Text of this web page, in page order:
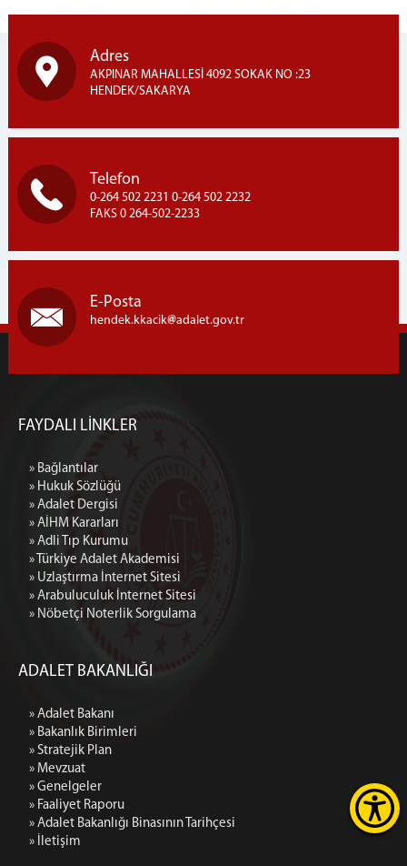
Adres
AKPINAR MAHALLESİ 4092 SOKAK NO :23
HENDEK/SAKARYA
Telefon
0-264 502 2231 0-264 502 2232
FAKS 0 264-502-2233
E-Posta
hendek.kkacik adalet.gov.tr
FAYDALI LİNKLER
» Bağlantılar
» Hukuk Sözlüğü
» Adalet Dergisi
» AİHM Kararları
» Adli Tıp Kurumu
» Türkiye Adalet Akademisi
» Uzlaştırma İnternet Sitesi
» Arabuluculuk İnternet Sitesi
» Nöbetçi Noterlik Sorgulama
ADALET BAKANLIĞI
» Adalet Bakanı
» Bakanlık Birimleri
» Stratejik Plan
» Mevzuat
» Genelgeler
» Faaliyet Raporu
» Adalet Bakanlığı Binasının Tarihçesi
» İletişim